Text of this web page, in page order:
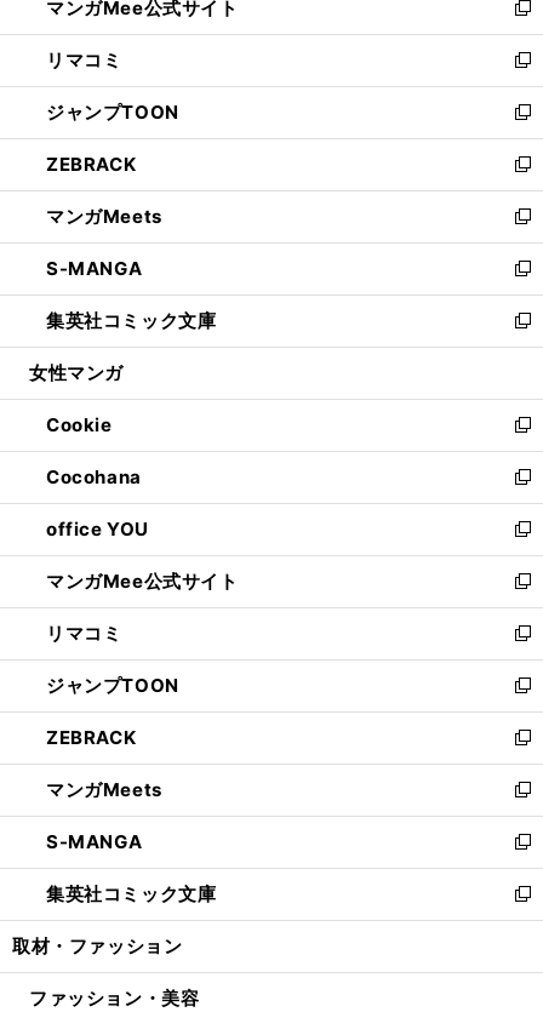
く
ド
ウ
で
開
く
ィ
ン
ド
ウ
で
開
く
い
ウ
ィ
ン
ド
ウ
で
開
く
マンガMee公式サイト
新
し
い
ウ
ィ
ン
ド
ウ
で
開
く
リマコミ
新
し
い
ウ
ィ
ン
ド
ウ
で
開
く
ジャンプTOON
新
し
い
ウ
ィ
ン
ド
ウ
で
開
ZEBRACK
新
し
い
ウ
ィ
ン
ド
ウ
開
く
マンガMeets
新
し
い
ウ
ィ
ン
ウ
で
開
く
S-MANGA
新
し
い
ウ
ン
ド
ウ
で
開
く
集英社コミック文庫
新
し
ウ
ィ
ン
ド
ウ
で
開
く
女性マンガ
Cookie
新
し
い
ウ
ィ
ン
ド
ウ
で
開
く
Cocohana
新
し
い
ウ
ィ
ン
ド
ウ
で
開
く
office YOU
新
し
い
ウ
ィ
ン
ド
ウ
で
開
く
マンガMee公式サイト
新
し
い
ウ
ィ
ン
ド
ウ
で
開
く
リマコミ
新
し
い
ウ
ィ
ン
ド
ウ
で
開
く
ジャンプTOON
新
し
い
ウ
ィ
ン
ド
ウ
で
開
ZEBRACK
新
し
い
ウ
ィ
ン
ド
ウ
開
マンガMeets
新
し
い
ウ
ィ
ン
ウ
S-MANGA
新
し
い
ウ
ン
集英社コミック文庫
新
し
ウ
取材・ファッション
ファッション・美容